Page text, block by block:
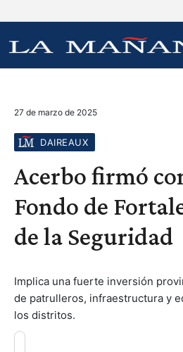
27 de marzo de 2025
DAIREAUX
Acerbo firmó
Fondo de
de la Seguridad
Implica una fuerte inversión
de patrulleros, infraestructura y
los distritos.